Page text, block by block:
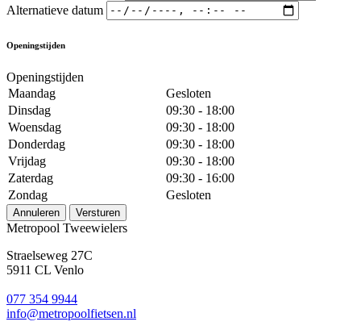
Alternatieve datum
Openingstijden
Openingstijden
Maandag
Gesloten
Dinsdag
09:30 - 18:00
Woensdag
09:30 - 18:00
Donderdag
09:30 - 18:00
Vrijdag
09:30 - 18:00
Zaterdag
09:30 - 16:00
Zondag
Gesloten
Annuleren Versturen
Metropool Tweewielers
Straelseweg 27C
5911 CL Venlo
077 354 9944
info@metropoolfietsen.nl